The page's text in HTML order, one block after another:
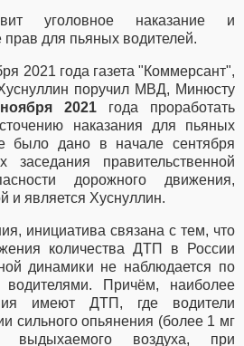
уголовное наказание и
для пьяных водителей.
2021 года газета "Коммерсант",
поручил МВД, Минюсту
2021 года проработать
наказания для пьяных
было дано в начале сентября
правительственной
дорожного движения,
и является Хуснуллин.
инициатива связана с тем, что
количества ДТП в России
динамики не наблюдается по
Причём, наиболее
имеют ДТП, где водители
сильного опьянения (более 1 мг
воздуха, при